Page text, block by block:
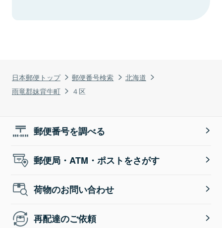
日本郵便トップ 郵便番号検索
北海道
雨竜郡妹背牛町
４区
郵便番号を調べる
郵便局・ATM・ポストをさがす
荷物のお問い合わせ
再配達のご依頼